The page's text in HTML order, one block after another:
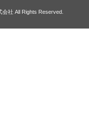
社 All Rights Reserved.